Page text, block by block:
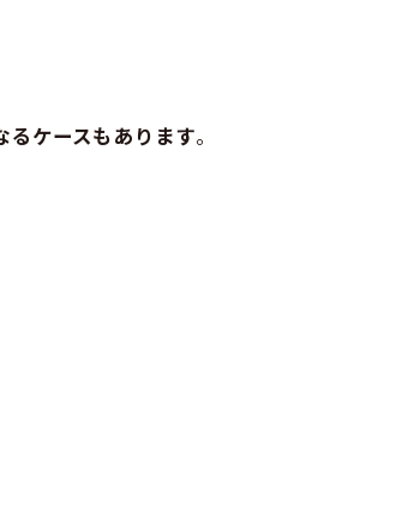
るケースもあります。